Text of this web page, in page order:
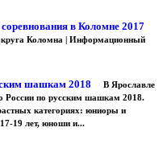
в Коломне 2017
Коломна | Информационный
шашкам 2018
В Ярославле
России по русским шашкам 2018.
категориях: юниоры и
19 лет, юноши и...